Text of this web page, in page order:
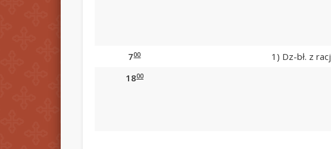
700
1) Dz-bł. z
1800